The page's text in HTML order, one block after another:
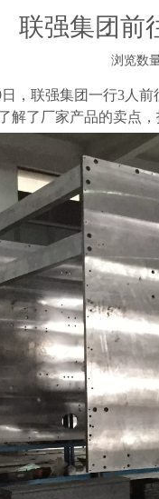
联强集团前
浏览数
日，联强集团一行3人
解了厂家产品的卖点